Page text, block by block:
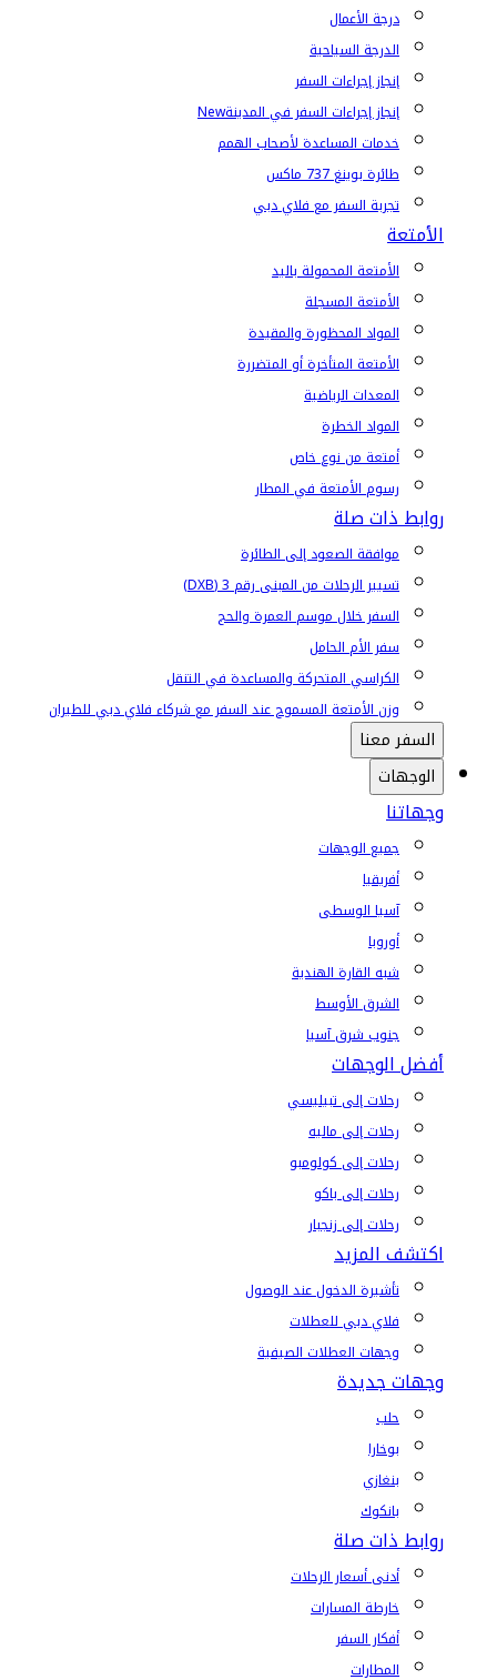
درجة الأعمال
الدرجة السياحية
إنجاز إجراءات السفر
إنجاز إجراءات السفر في المدينةNew
خدمات المساعدة لأصحاب الهمم
طائرة بوينغ 737 ماكس
تجربة السفر مع فلاي دبي
الأمتعة
الأمتعة المحمولة باليد
الأمتعة المسجلة
المواد المحظورة والمقيدة
الأمتعة المتأخرة أو المتضررة
المعدات الرياضية
المواد الخطرة
أمتعة من نوع خاص
رسوم الأمتعة في المطار
روابط ذات صلة
موافقة الصعود إلى الطائرة
تسيير الرحلات من المبنى رقم 3 (DXB)
السفر خلال موسم العمرة والحج
سفر الأم الحامل
الكراسي المتحركة والمساعدة في التنقل
وزن الأمتعة المسموح عند السفر مع شركاء فلاي دبي للطيران
السفر معنا
الوجهات
وجهاتنا
جميع الوجهات
أفريقيا
آسيا الوسطى
أوروبا
شبه القارة الهندية
الشرق الأوسط
جنوب شرق آسيا
أفضل الوجهات
رحلات إلى تبيليسي
رحلات إلى ماليه
رحلات إلى كولومبو
رحلات إلى باكو
رحلات إلى زنجبار
اكتشف المزيد
تأشيرة الدخول عند الوصول
فلاي دبي للعطلات
وجهات العطلات الصيفية
وجهات جديدة
حلب
بوخارا
بنغازي
بانكوك
روابط ذات صلة
أدنى أسعار الرحلات
خارطة المسارات
أفكار السفر
المطارات